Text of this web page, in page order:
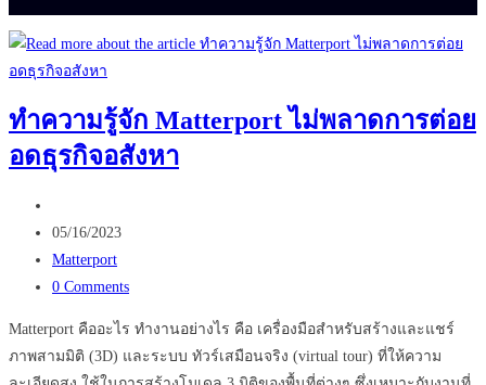
ทำความรู้จัก Matterport ไม่พลาดการต่อย
อดธุรกิจอสังหา
author:
Post
published:
05/16/2023
Post
category:
Matterport
Post
0 Comments
Matterport คืออะไร ทำงานอย่างไร คือ เครื่องมือสำหรับสร้างและแชร์
ภาพสามมิติ (3D) และระบบ ทัวร์เสมือนจริง (virtual tour) ที่ให้ความ